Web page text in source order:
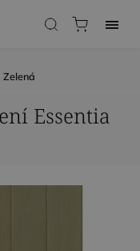
Zelená
Essentia